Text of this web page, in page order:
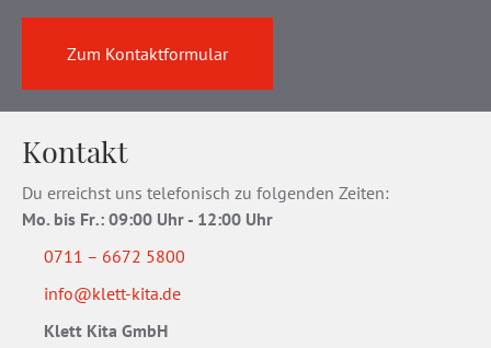
Zum Kontaktformular
Kontakt
Du erreichst uns telefonisch zu folgenden Zeiten:
Mo. bis Fr.: 09:00 Uhr - 12:00 Uhr
0711 – 6672 5800
info@klett-kita.de
Klett Kita GmbH